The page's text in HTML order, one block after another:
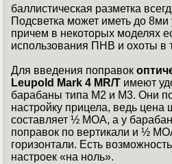
баллистическая разметка
Подсветка может иметь до 8ми
причем в некоторых моделях
использования ПНВ и охоты в
Для введения поправок
Leupold Mark 4 MR/T имеют
барабаны типа М2 и М3. Они
настройку прицела, ведь
составляет ½ МОА, а у
поправок по вертикали и ½
горизонтали. Есть
настроек «на ноль».